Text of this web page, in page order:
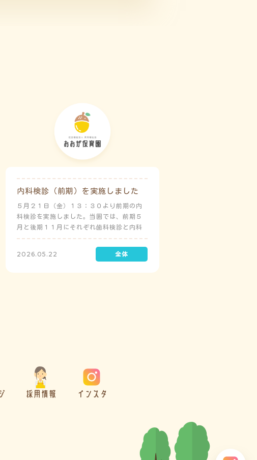
内科検診（前期）を実施しました
５月２１日（金）１３：３０より前期の内
科検診を実施しました。当園では、前期５
月と後期１１月にそれぞれ歯科検診と内科
検診を実施しています。
2026.05.22
採用情報 インスタ